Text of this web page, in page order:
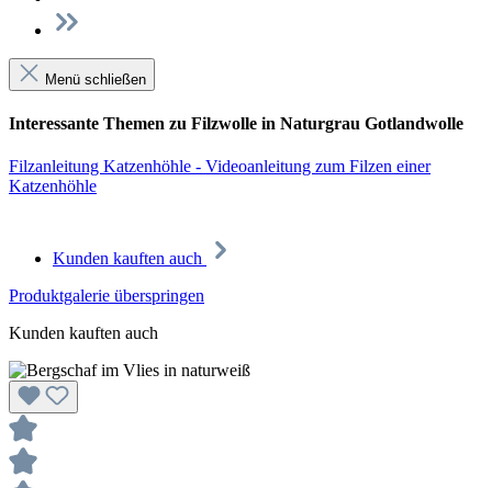
Menü schließen
Interessante Themen zu Filzwolle in Naturgrau Gotlandwolle
Filzanleitung Katzenhöhle - Videoanleitung zum Filzen einer
Katzenhöhle
Kunden kauften auch
Produktgalerie überspringen
Kunden kauften auch